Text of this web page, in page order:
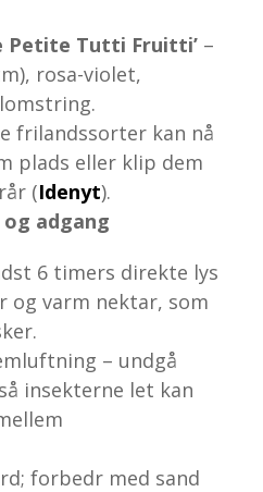
Petite Tutti Fruitti’ –
rosa-violet,
frilandssorter kan nå
plads eller klip dem
(Idenyt).
adgang
6 timers direkte lys
og varm nektar, som
– undgå
insekterne let kan
forbedr med sand